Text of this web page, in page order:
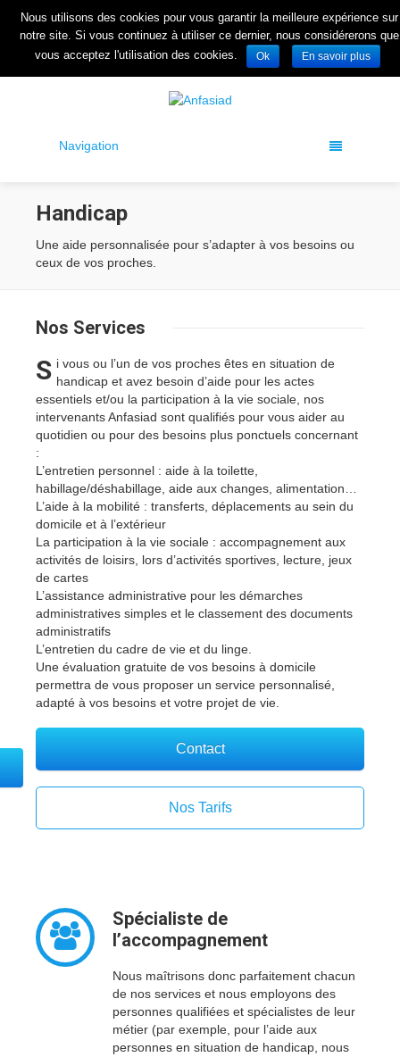
Pour nous Joindre : 05 57 55 14 57 / Nous Contacter /
Navigation
Handicap
Une aide personnalisée pour s’adapter à vos besoins ou
ceux de vos proches.
Nos Services
S i vous ou l’un de vos proches êtes en situation de
handicap et avez besoin d’aide pour les actes
essentiels et/ou la participation à la vie sociale, nos
intervenants Anfasiad sont qualifiés pour vous aider au
quotidien ou pour des besoins plus ponctuels concernant
:
L’entretien personnel : aide à la toilette,
habillage/déshabillage, aide aux changes, alimentation…
L’aide à la mobilité : transferts, déplacements au sein du
domicile et à l’extérieur
La participation à la vie sociale : accompagnement aux
activités de loisirs, lors d’activités sportives, lecture, jeux
de cartes
L’assistance administrative pour les démarches
administratives simples et le classement des documents
administratifs
L’entretien du cadre de vie et du linge.
Une évaluation gratuite de vos besoins à domicile
permettra de vous proposer un service personnalisé,
adapté à vos besoins et votre projet de vie.
Contact
Nos Tarifs
Spécialiste de
l’accompagnement
Nous maîtrisons donc parfaitement chacun
de nos services et nous employons des
personnes qualifiées et spécialistes de leur
métier (par exemple, pour l’aide aux
personnes en situation de handicap, nous
Nous utilisons des cookies pour vous garantir la meilleure expérience sur
notre site. Si vous continuez à utiliser ce dernier, nous considérerons que
vous acceptez l'utilisation des cookies.
Ok En savoir plus